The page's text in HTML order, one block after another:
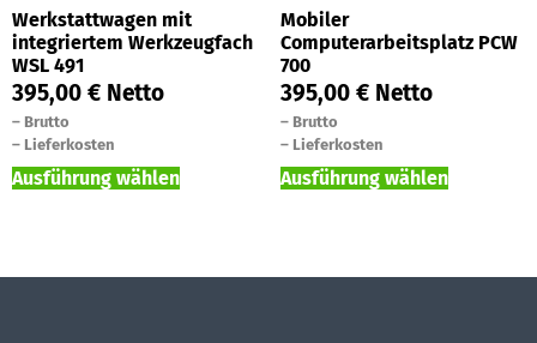
Werkstattwagen mit
integriertem Werkzeugfach
WSL 491
395,00 € Netto
– Brutto
– Lieferkosten
Ausführung wählen
Mobiler
Computerarbeitsplatz PCW
700
395,00 € Netto
– Brutto
– Lieferkosten
Ausführung wählen